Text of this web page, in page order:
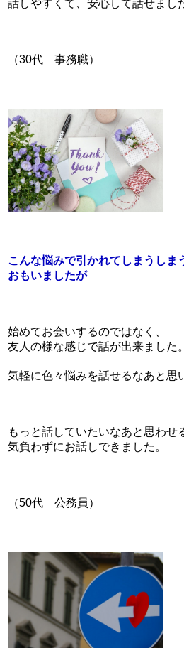
話しやすくて、安心して話せまし
（30代 事務職）
こんな悩みで引かれてしまうしま
おもいましたが
始めてお会いするのではなく、
友人の様な感じで話が出来ました。
気軽に色々悩みを話せるなあと思
もっと話していたいなあと思わせ
気負わずにお話しできました。
（50代 公務員）